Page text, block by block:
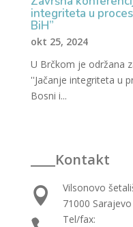
integriteta u
BiH”
okt 25, 2024
U Brčkom je održana
''Jačanje integriteta u
Bosni i...
____Kontakt

Vilsonovo
71000 Sarajevo
Tel/fax: